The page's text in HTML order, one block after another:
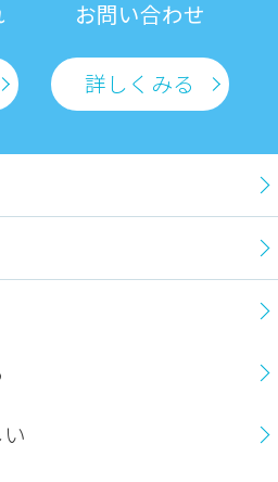
お問い合わせ
詳しくみる